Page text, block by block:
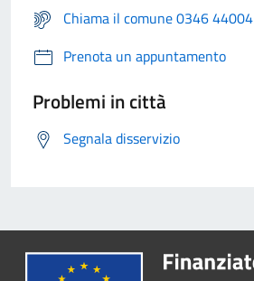
Chiama il comune 0346 44004
Prenota un appuntamento
Problemi in città
Segnala disservizio